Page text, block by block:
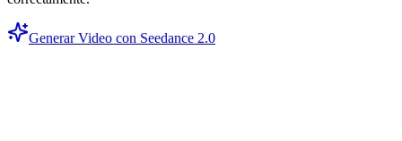
Generar Video con Seedance 2.0